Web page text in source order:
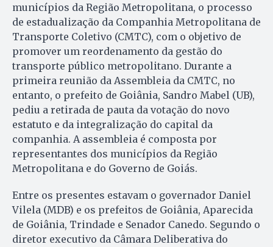
municípios da Região Metropolitana, o processo
de estadualização da Companhia Metropolitana de
Transporte Coletivo (CMTC), com o objetivo de
promover um reordenamento da gestão do
transporte público metropolitano. Durante a
primeira reunião da Assembleia da CMTC, no
entanto, o prefeito de Goiânia, Sandro Mabel (UB),
pediu a retirada de pauta da votação do novo
estatuto e da integralização do capital da
companhia. A assembleia é composta por
representantes dos municípios da Região
Metropolitana e do Governo de Goiás.
Entre os presentes estavam o governador Daniel
Vilela (MDB) e os prefeitos de Goiânia, Aparecida
de Goiânia, Trindade e Senador Canedo. Segundo o
diretor executivo da Câmara Deliberativa do